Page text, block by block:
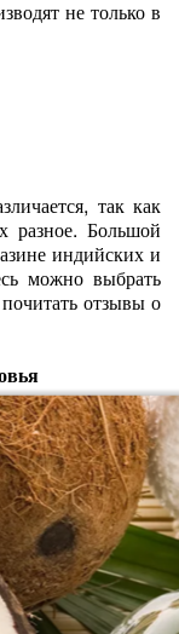
не только в
так как
разное. Большой
индийских и
можно выбрать
отзывы о